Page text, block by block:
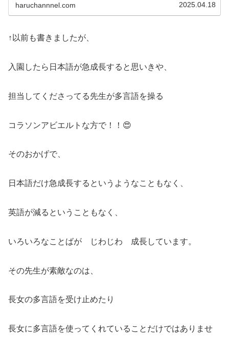
haruchannnel.com 2025.04.18
↑以前も書きましたが、
入園したら日本語が急成長すると思いきや、
担当してくださってる先生が多言語を操る
コラソンアビエルトな方で！！😍
そのおかげで、
日本語だけ急成長するというようなこともなく、
英語が減るということもなく、
いろいろなことばが じわじわ 成長しています。
その先生が素敵なのは、
長女の多言語を受け止めたり
長女に多言語を使ってくれていることだけではありませ